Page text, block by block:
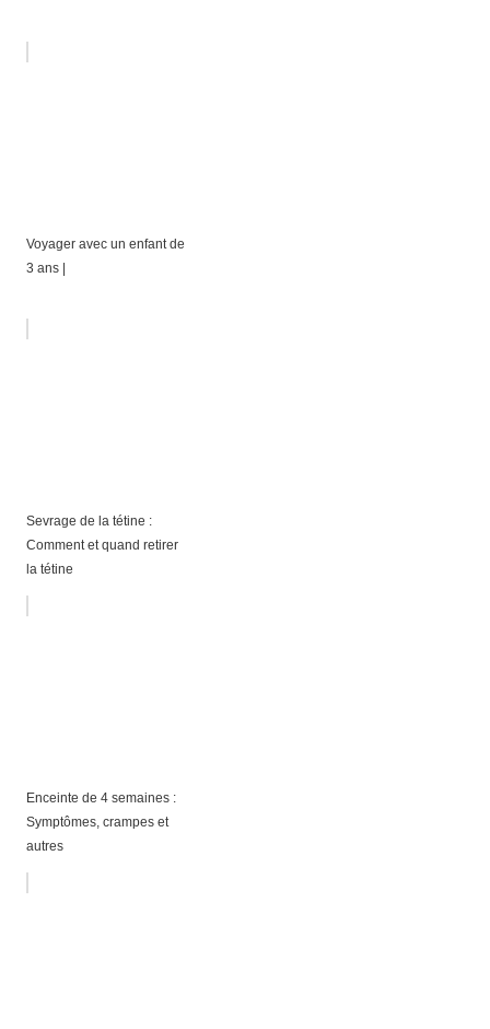
Voyager avec un enfant de
3 ans |
Sevrage de la tétine :
Comment et quand retirer
la tétine
Enceinte de 4 semaines :
Symptômes, crampes et
autres